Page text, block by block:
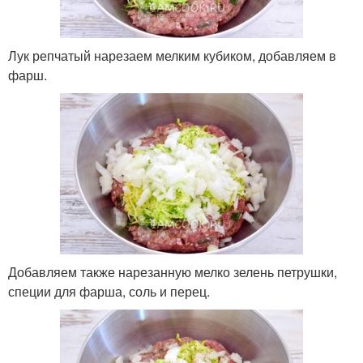
Лук репчатый нарезаем мелким кубиком, добавляем в
фарш.
Добавляем также нарезанную мелко зелень петрушки,
специи для фарша, соль и перец.